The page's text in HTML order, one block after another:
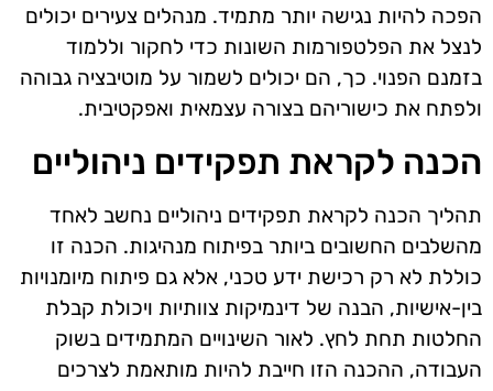
הפכה להיות נגישה יותר מתמיד. מנהלים צעירים יכולים
לנצל את הפלטפורמות השונות כדי לחקור וללמוד
בזמנם הפנוי. כך, הם יכולים לשמור על מוטיבציה גבוהה
ולפתח את כישוריהם בצורה עצמאית ואפקטיבית.
הכנה לקראת תפקידים ניהוליים
תהליך הכנה לקראת תפקידים ניהוליים נחשב לאחד
מהשלבים החשובים ביותר בפיתוח מנהיגות. הכנה זו
כוללת לא רק רכישת ידע טכני, אלא גם פיתוח מיומנויות
בין-אישיות, הבנה של דינמיקות צוותיות ויכולת קבלת
החלטות תחת לחץ. לאור השינויים המתמידים בשוק
העבודה, ההכנה הזו חייבת להיות מותאמת לצרכים